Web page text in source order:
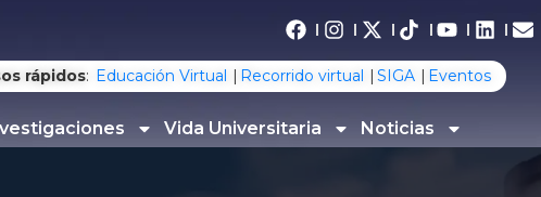
rápidos: Educación Virtual Recorrido virtual SIGA Eventos
Vida Universitaria Noticias